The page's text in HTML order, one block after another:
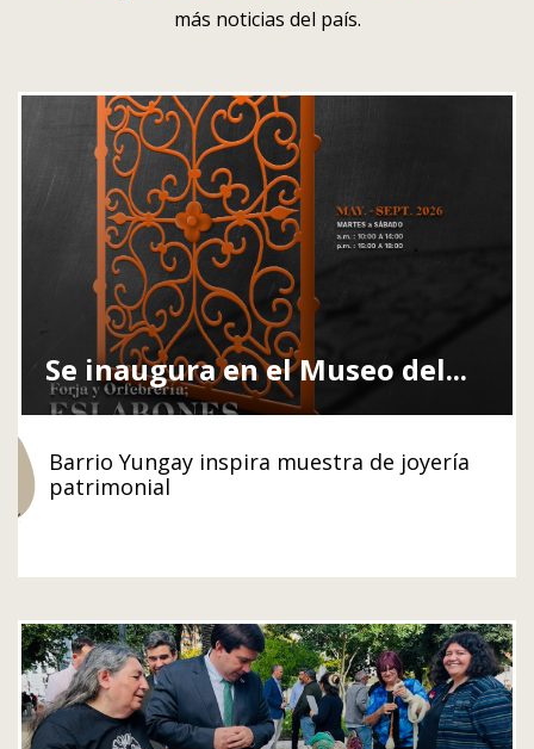
más noticias del país.
Se inaugura en el Museo del...
Barrio Yungay inspira muestra de joyería
patrimonial